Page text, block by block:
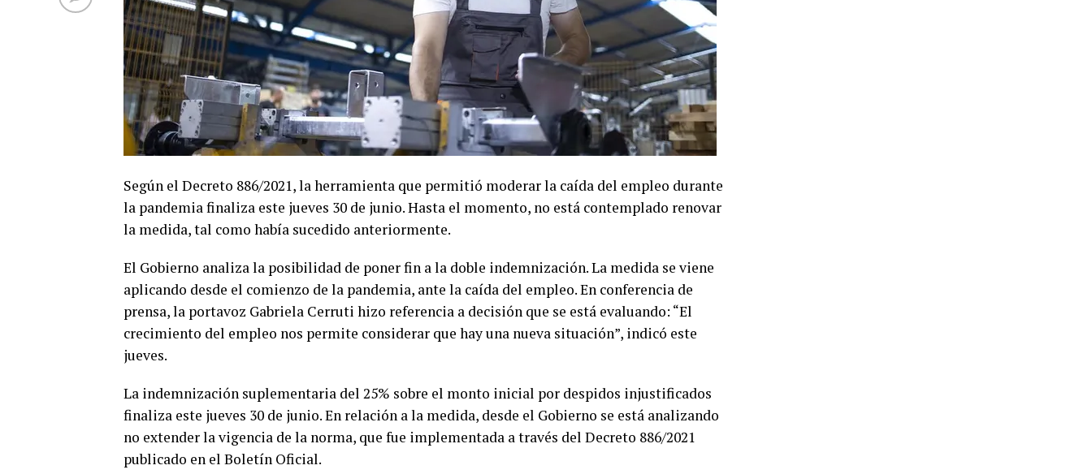
Según el Decreto 886/2021, la herramienta que permitió moderar la caída del empleo durante
la pandemia finaliza este jueves 30 de junio. Hasta el momento, no está contemplado renovar
la medida, tal como había sucedido anteriormente.
El Gobierno analiza la posibilidad de poner fin a la doble indemnización. La medida se viene
aplicando desde el comienzo de la pandemia, ante la caída del empleo. En conferencia de
prensa, la portavoz Gabriela Cerruti hizo referencia a decisión que se está evaluando: “El
crecimiento del empleo nos permite considerar que hay una nueva situación”, indicó este
jueves.
La indemnización suplementaria del 25% sobre el monto inicial por despidos injustificados
finaliza este jueves 30 de junio. En relación a la medida, desde el Gobierno se está analizando
no extender la vigencia de la norma, que fue implementada a través del Decreto 886/2021
publicado en el Boletín Oficial.